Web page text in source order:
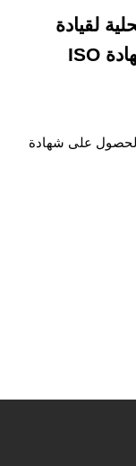
لقيادة
مشروع الحصول على شهادة ISO
الحصول على شهادة